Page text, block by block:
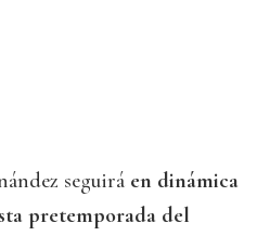
seguirá en dinámica
pretemporada del